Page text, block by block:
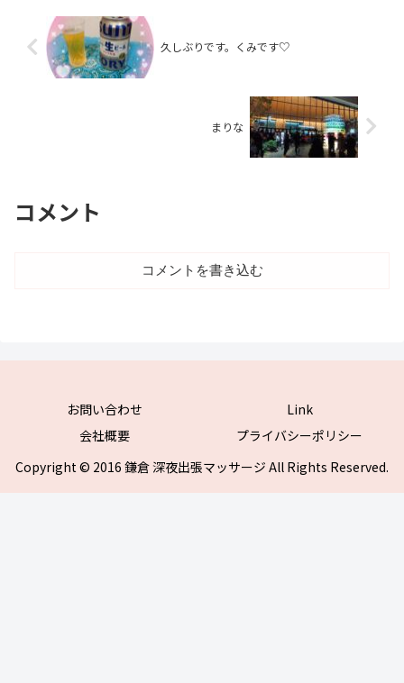
久しぶりです。くみです♡
まりな
コメント
コメントを書き込む
お問い合わせ
Link
会社概要
プライバシーポリシー
Copyright © 2016 鎌倉 深夜出張マッサージ All Rights Reserved.